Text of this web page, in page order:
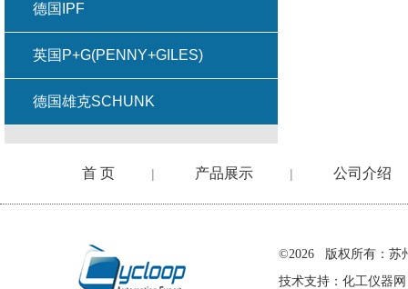
德国IPF
英国P+G(PENNY+GILES)
德国雄克SCHUNK
首 页 | 产品展示 | 公司介绍
©2026 版权所有：苏
技术支持： 化工仪器网